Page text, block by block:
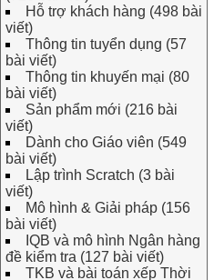
Hỗ trợ khách hàng (498 bài
viết)
Thông tin tuyển dụng (57
bài viết)
Thông tin khuyến mại (80
bài viết)
Sản phẩm mới (216 bài
viết)
Dành cho Giáo viên (549
bài viết)
Lập trình Scratch (3 bài
viết)
Mô hình & Giải pháp (156
bài viết)
IQB và mô hình Ngân hàng
đề kiểm tra (127 bài viết)
TKB và bài toán xếp Thời